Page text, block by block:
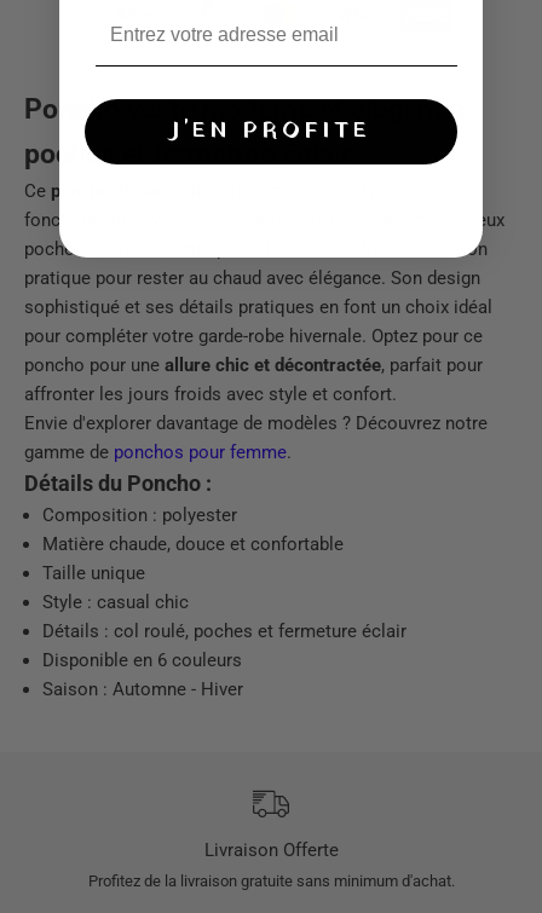
Poncho veste moderne et élégant à
poches et fermeture éclair
Ce poncho d'hiver chic
fonctionnalité avec sa fermeture éclair à l'avant et ses deux
poches latérales. Cette pièce tendance offre une solution
pratique pour rester au chaud avec élégance. Son design
sophistiqué et ses détails pratiques en font un choix idéal
pour compléter votre garde-robe hivernale. Optez pour ce
poncho pour une allure chic et décontractée, parfait pour
affronter les jours froids avec style et confort.
Envie d'explorer davantage de modèles ? Découvrez notre
gamme de ponchos pour femme.
Détails du Poncho :
Composition : polyester
Matière chaude, douce et confortable
Taille unique
Style : casual chic
Détails : col roulé, poches et fermeture éclair
Disponible en 6 couleurs
Saison : Automne - Hiver
Livraison Offerte
Profitez de la livraison gratuite sans minimum d'achat.
J'EN PROFITE